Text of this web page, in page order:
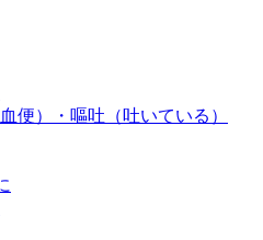
便）・嘔吐（吐いている）